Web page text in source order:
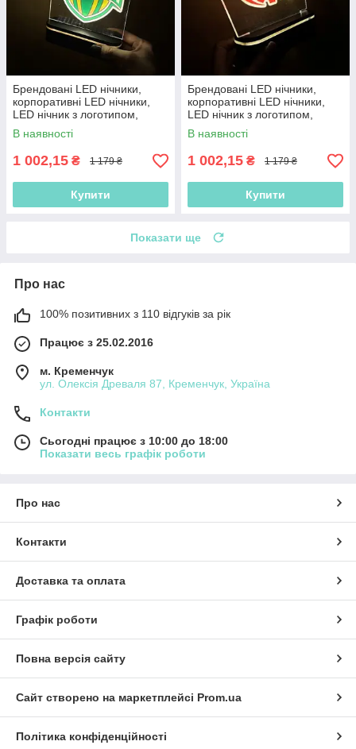
Брендовані LED нічники,
корпоративні LED нічники,
LED нічник з логотипом,
нічник з акумулятором
В наявності
1 002,15 ₴ 1 179 ₴
Купити
Брендовані LED нічники,
корпоративні LED нічники,
LED нічник з логотипом,
нічник з акумулятором
В наявності
1 002,15 ₴ 1 179 ₴
Купити
Показати ще
Про нас
100% позитивних з 110 відгуків за рік
Працює з 25.02.2016
м. Кременчук
ул. Олексія Древаля 87, Кременчук, Україна
Контакти
Сьогодні працює з 10:00 до 18:00
Показати весь графік роботи
Про нас
Контакти
Доставка та оплата
Графік роботи
Повна версія сайту
Сайт створено на маркетплейсі Prom.ua
Політика конфіденційності